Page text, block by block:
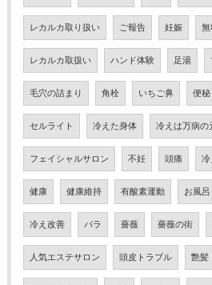
レカルカ取り扱い ご報告 妊娠 無
レカルカ取扱い ハンド体験 足湯
毛穴の詰まり 角栓 いちご鼻 便秘
セルライト 冷えた身体 冷えは万病の
フェイシャルサロン 不妊 頭痛 冷
健康 健康維持 有酸素運動 お風呂
冷え改善 バラ 薔薇 薔薇の街
人気エステサロン 頭皮トラブル 艶髪